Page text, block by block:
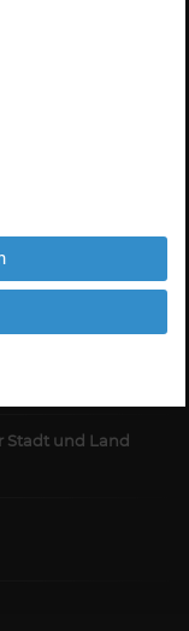
Bauer
Stadt und Land